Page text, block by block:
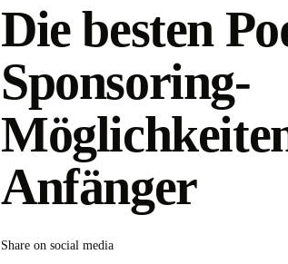
Die besten
Sponsoring-
Anfänger
Share on social media